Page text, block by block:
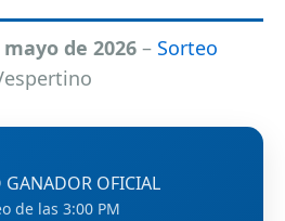
de 2026 – Sorteo
OFICIAL
de las 3:00 PM